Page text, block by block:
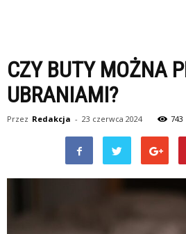
CZY BUTY MOŻNA
UBRANIAMI?
Przez Redakcja - 23 czerwca 2024 743